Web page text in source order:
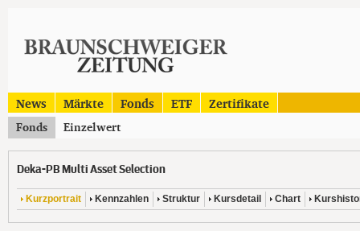
News Märkte Fonds ETF Zertifikate
Fonds Einzelwert
Deka-PB Multi Asset Selection
Kurzportrait Kennzahlen Struktur Kursdetail Chart